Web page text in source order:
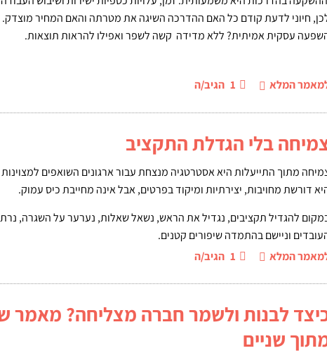
חיוני לדעת קודם כל האם ההדרכה השיגה את מטרתה והאם המחיר מוצדק.
עסקית אמיתית? ללא מדידה קשה לשפר ואפילו להראות תוצאות.
המלא 1 הגיב/ה
בלי הגדלת התקציב
מתוך התייעלות היא אסטרטגיה מנצחת עבור ארגונים השואפים
דורשת מחויבות, יצירתיות ומיקוד בפרטים, אבל אינה מחייבת כיס עמוק.
להגדיל תקציבים, נגדיל את הראש, נשאל שאלות, נערער על השגרה,
וניישם בהתמדה שיפורים קטנים.
המלא
1 הגיב/ה
לבנות ולשמר חברה מצליחה? מאמר
שניים